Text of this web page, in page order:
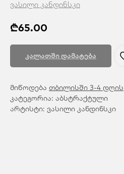
ვასილი კანდინსკი
₾65.00
კალათში დამატება
მიწოდება თბილისში 3-4 დღის
კატეგორია: აბსტრაქტული
არტისტი: ვასილი კანდინსკი